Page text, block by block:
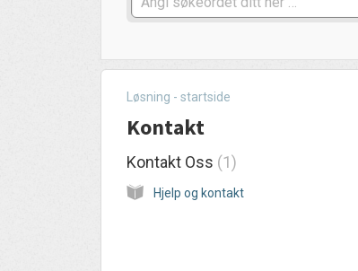
Løsning - startside
Kontakt
Kontakt Oss 1
Hjelp og kontakt